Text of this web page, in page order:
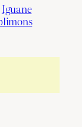
Iguane